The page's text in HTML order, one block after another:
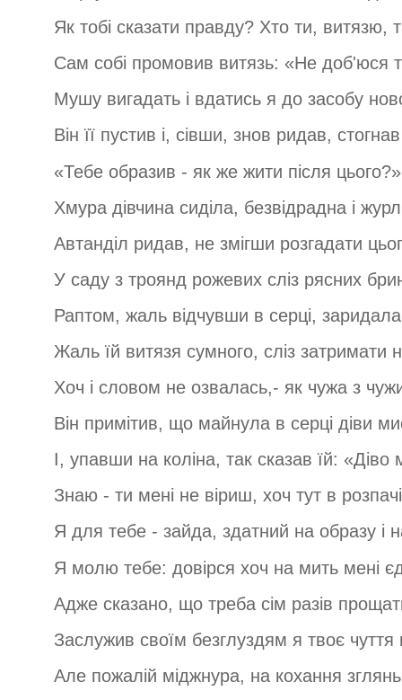
Як тобі сказати правду? Хто ти, витязю,
Сам собі промовив витязь: «Не доб'юся
Мушу вигадать і вдатись я до засобу
Він її пустив і, сівши, знов ридав,
«Тебе образив - як же жити після цього?»
Хмура дівчина сиділа, безвідрадна і
Автанділ ридав, не змігши розгадати
У саду з троянд рожевих сліз рясних
Раптом, жаль відчувши в серці, заридала
Жаль їй витязя сумного, сліз затримати
Хоч і словом не озвалась,- як чужа з
Він примітив, що майнула в серці діви
І, упавши на коліна, так сказав їй: «Діво
Знаю - ти мені не віриш, хоч тут в
Я для тебе - зайда, здатний на образу і
Я молю тебе: довірся хоч на мить мені
Адже сказано, що треба сім разів
Заслужив своїм безглуздям я твоє
Але пожалій міджнура, на кохання